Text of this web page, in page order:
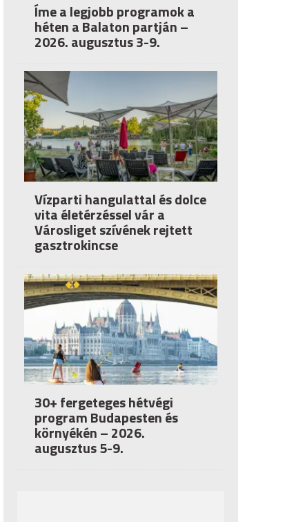
Íme a legjobb programok a
héten a Balaton partján –
2026. augusztus 3-9.
Vízparti hangulattal és dolce
vita életérzéssel vár a
Városliget szívének rejtett
gasztrokincse
30+ fergeteges hétvégi
program Budapesten és
környékén – 2026.
augusztus 5-9.